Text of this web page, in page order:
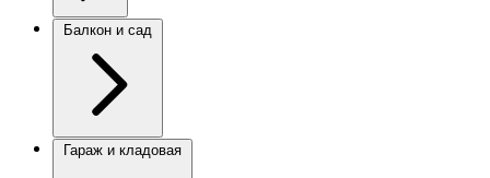
Балкон и сад
Гараж и кладовая